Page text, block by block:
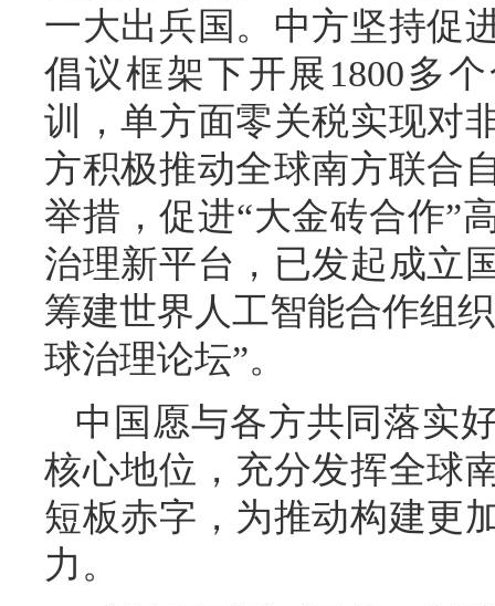
一大出兵国。中方坚持促
倡议框架下开展1800多
训，单方面零关税实现对
方积极推动全球南方联合
举措，促进“大金砖合作”
治理新平台，已发起成立
筹建世界人工智能合作组
球治理论坛”。
中国愿与各方共同落实
核心地位，充分发挥全球
短板赤字，为推动构建更
力。